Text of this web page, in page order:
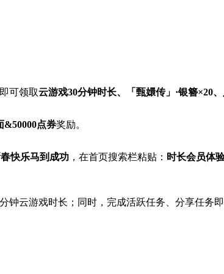
可领取云游戏30分钟时长、「甄嬛传」·银簪×20
&50000点券奖励。
快乐马到成功 ，在首页搜索栏粘贴： 时长会员体
钟云游戏时长；同时，完成活跃任务、分享任务